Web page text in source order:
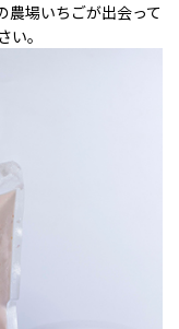
農場いちごが出会って
。